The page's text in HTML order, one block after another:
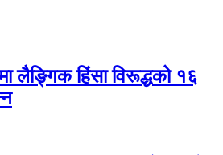
लैङ्गिक हिंसा विरूद्धको १६